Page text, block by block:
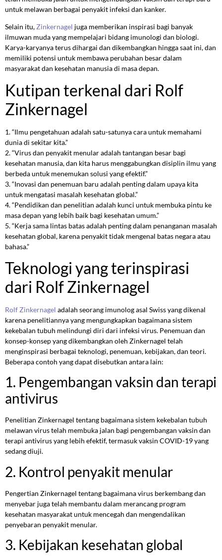
untuk melawan berbagai penyakit infeksi dan kanker.
Selain itu, Zinkernagel juga memberikan inspirasi bagi banyak
ilmuwan muda yang mempelajari bidang imunologi dan biologi.
Karya-karyanya terus dihargai dan dikembangkan hingga saat ini, dan
memiliki potensi untuk membawa perubahan besar dalam
masyarakat dan kesehatan manusia di masa depan.
Kutipan terkenal dari Rolf
Zinkernagel
1. “Ilmu pengetahuan adalah satu-satunya cara untuk memahami
dunia di sekitar kita.”
2. “Virus dan penyakit menular adalah tantangan besar bagi
kesehatan manusia, dan kita harus menggabungkan disiplin ilmu yang
berbeda untuk menemukan solusi yang efektif.”
3. “Inovasi dan penemuan baru adalah penting dalam upaya kita
untuk mengatasi masalah kesehatan global.”
4. “Pendidikan dan penelitian adalah kunci untuk membuka pintu ke
masa depan yang lebih baik bagi kesehatan umum.”
5. “Kerja sama lintas batas adalah penting dalam penanganan masalah
kesehatan global, karena penyakit tidak mengenal batas negara atau
bahasa.”
Teknologi yang terinspirasi
dari Rolf Zinkernagel
Rolf Zinkernagel adalah seorang imunolog asal Swiss yang dikenal
karena penelitiannya yang mengungkapkan bagaimana sistem
kekebalan tubuh melindungi diri dari infeksi virus. Penemuan dan
konsep-konsep yang dikembangkan oleh Zinkernagel telah
menginspirasi berbagai teknologi, penemuan, kebijakan, dan teori.
Beberapa contoh yang dapat disebutkan antara lain:
1. Pengembangan vaksin dan terapi
antivirus
Penelitian Zinkernagel tentang bagaimana sistem kekebalan tubuh
melawan virus telah membuka jalan bagi pengembangan vaksin dan
terapi antivirus yang lebih efektif, termasuk vaksin COVID-19 yang
sedang diuji.
2. Kontrol penyakit menular
Pengertian Zinkernagel tentang bagaimana virus berkembang dan
menyebar juga telah membantu dalam merancang program
kesehatan masyarakat untuk mencegah dan mengendalikan
penyebaran penyakit menular.
3. Kebijakan kesehatan global